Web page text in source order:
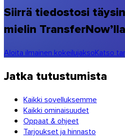
Siirrä tiedostosi
mielin TransferNow’lla
Aloita ilmainen kokeilujaksoKatso
Jatka tutustumista
Kaikki sovelluksemme
Kaikki ominaisuudet
Oppaat & ohjeet
Tarjoukset ja hinnasto